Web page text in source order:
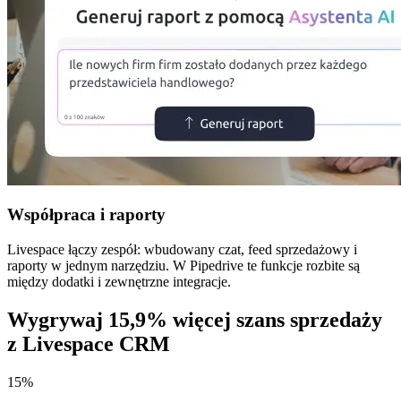
Współpraca i raporty
Livespace łączy zespół: wbudowany czat, feed sprzedażowy i
raporty w jednym narzędziu. W Pipedrive te funkcje rozbite są
między dodatki i zewnętrzne integracje.
Wygrywaj 15,9% więcej szans sprzedaży
z Livespace CRM
15%